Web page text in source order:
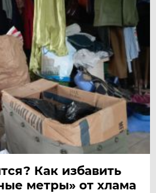
Как избавить
метры» от хлама